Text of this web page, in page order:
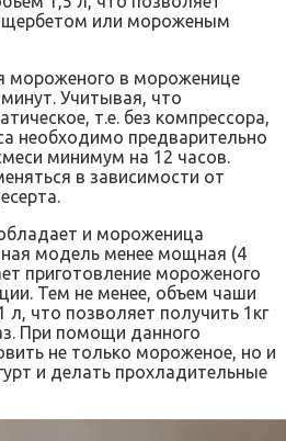
или мороженым
мороженого в мороженице
Учитывая, что
т.е. без компрессора,
необходимо предварительно
минимум на 12 часов.
в зависимости от
и мороженица
модель менее мощная (4
приготовление мороженого
Тем не менее, объем чаши
л, что позволяет получить 1кг
При помощи данного
не только мороженое, но и
и делать прохладительные